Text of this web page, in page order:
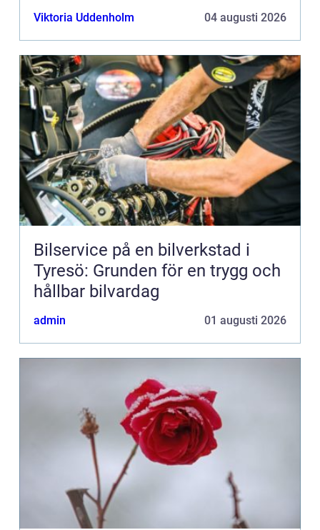
Viktoria Uddenholm 04 augusti 2026
Bilservice på en bilverkstad i
Tyresö: Grunden för en trygg och
hållbar bilvardag
admin 01 augusti 2026